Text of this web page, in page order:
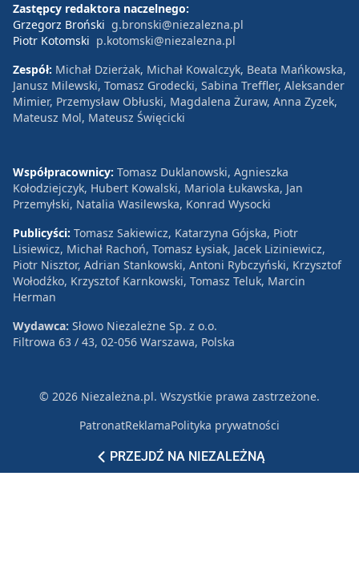
PRZEJDŹ NA NIEZALEŻNĄ
Zastępcy redaktora naczelnego:
Grzegorz Broński g.bronski@niezalezna.pl
Piotr Kotomski p.kotomski@niezalezna.pl
Zespół: Michał Dzierżak, Michał Kowalczyk, Beata Mańkowska,
Janusz Milewski, Tomasz Grodecki, Sabina Treffler, Aleksander
Mimier, Przemysław Obłuski, Magdalena Żuraw, Anna Zyzek,
Mateusz Mol, Mateusz Święcicki
Współpracownicy: Tomasz Duklanowski, Agnieszka
Kołodziejczyk, Hubert Kowalski, Mariola Łukawska, Jan
Przemyłski, Natalia Wasilewska, Konrad Wysocki
Publicyści: Tomasz Sakiewicz, Katarzyna Gójska, Piotr
Lisiewicz, Michał Rachoń, Tomasz Łysiak, Jacek Liziniewicz,
Piotr Nisztor, Adrian Stankowski, Antoni Rybczyński, Krzysztof
Wołodźko, Krzysztof Karnkowski, Tomasz Teluk, Marcin
Herman
Wydawca: Słowo Niezależne Sp. z o.o.
Filtrowa 63 / 43, 02-056 Warszawa, Polska
© 2026 Niezależna.pl. Wszystkie prawa zastrzeżone.
PatronatReklamaPolityka prywatności